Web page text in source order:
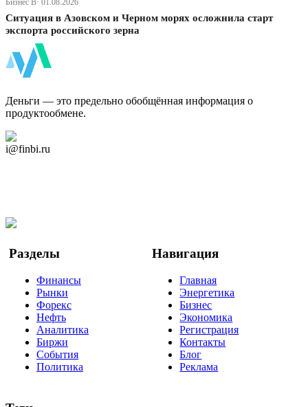
Бизнес В· 01.08.2026
Ситуация в Азовском и Черном морях осложнила старт
экспорта российского зерна
Деньги — это предельно обобщённая информация о
продуктообмене.
i@finbi.ru
Разделы
Финансы
Рынки
Форекс
Нефть
Аналитика
Биржи
События
Политика
Навигация
Главная
Энергетика
Бизнес
Экономика
Регистрация
Контакты
Блог
Реклама